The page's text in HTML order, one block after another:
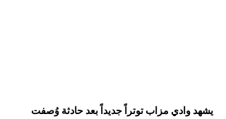
يشهد وادي مزاب توتراً جديداً بعد حادثة وُصفت